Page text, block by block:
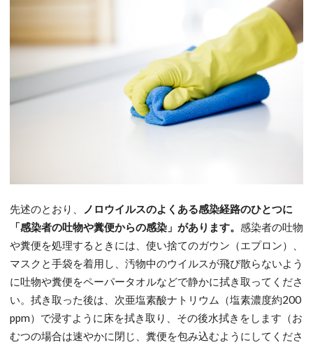
先述のとおり、
ノロウイルスのよくある感染経路のひとつに
「感染者の吐物や糞便からの感染」があります。 感染者の吐物
や糞便を処理するときには、使い捨てのガウン（エプロン）、
マスクと手袋を着用し、汚物中のウイルスが飛び散らないよう
に吐物や糞便をペーパータオルなどで静かに拭き取ってくださ
い。拭き取った後は、次亜塩素酸ナトリウム（塩素濃度約200
ppm）で浸すように床を拭き取り、その後水拭きをします（お
むつの場合は速やかに閉じ、糞便を包み込むようにしてくださ